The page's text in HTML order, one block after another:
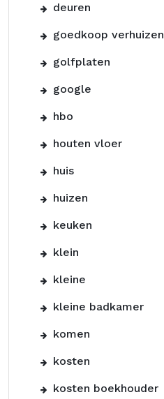
deuren
goedkoop verhuizen
golfplaten
google
hbo
houten vloer
huis
huizen
keuken
klein
kleine
kleine badkamer
komen
kosten
kosten boekhouder